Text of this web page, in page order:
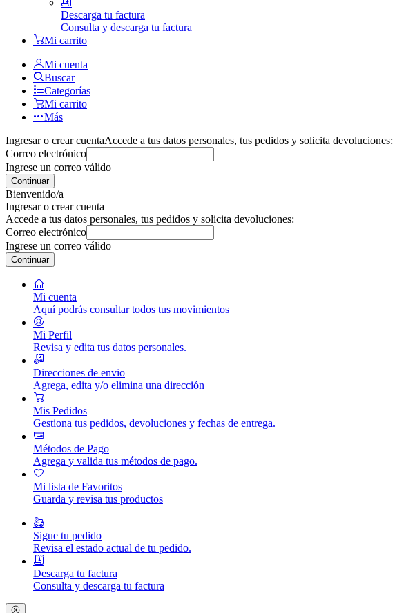
Descarga tu factura
Consulta y descarga tu factura
Mi carrito
Mi cuenta
Buscar
Categorías
Mi carrito
Más
Ingresar o crear cuentaAccede a tus datos personales, tus pedidos y solicita devoluciones:
Correo electrónico
Ingrese un correo válido
Continuar
Bienvenido/a
Ingresar o crear cuenta
Accede a tus datos personales, tus pedidos y solicita devoluciones:
Correo electrónico
Ingrese un correo válido
Continuar
Mi cuenta
Aquí podrás consultar todos tus movimientos
Mi Perfil
Revisa y edita tus datos personales.
Direcciones de envio
Agrega, edita y/o elimina una dirección
Mis Pedidos
Gestiona tus pedidos, devoluciones y fechas de entrega.
Métodos de Pago
Agrega y valida tus métodos de pago.
Mi lista de Favoritos
Guarda y revisa tus productos
Sigue tu pedido
Revisa el estado actual de tu pedido.
Descarga tu factura
Consulta y descarga tu factura